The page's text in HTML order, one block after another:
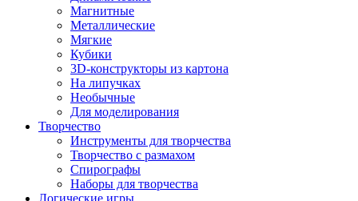
Магнитные
Металлические
Мягкие
Кубики
3D-конструкторы из картона
На липучках
Необычные
Для моделирования
Творчество
Инструменты для творчества
Творчество с размахом
Спирографы
Наборы для творчества
Логические игры